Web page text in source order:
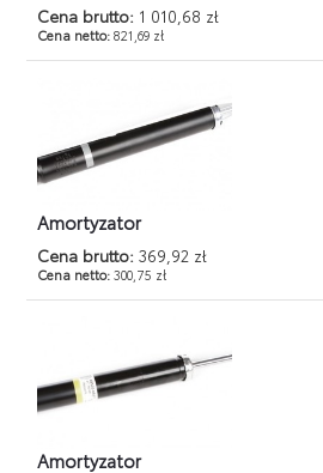
Cena brutto: 1 010,68 zł
Cena netto:821,69 zł
Amortyzator
Cena brutto: 369,92 zł
Cena netto:300,75 zł
Amortyzator